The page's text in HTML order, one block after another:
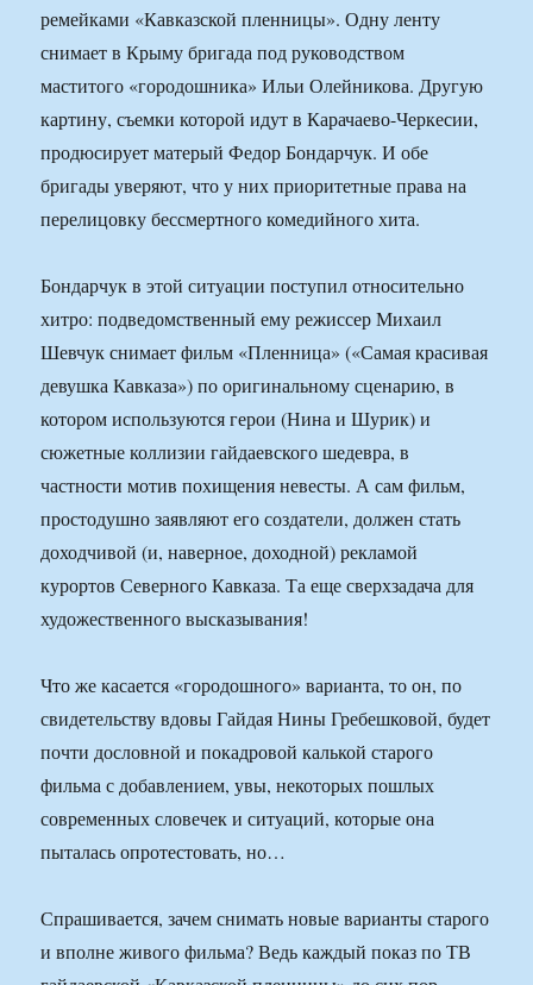
ремейками «Кавказской пленницы». Одну ленту
снимает в Крыму бригада под руководством
маститого «городошника» Ильи Олейникова. Другую
картину, съемки которой идут в Карачаево-Черкесии,
продюсирует матерый Федор Бондарчук. И обе
бригады уверяют, что у них приоритетные права на
перелицовку бессмертного комедийного хита.
Бондарчук в этой ситуации поступил относительно
хитро: подведомственный ему режиссер Михаил
Шевчук снимает фильм «Пленница» («Самая красивая
девушка Кавказа») по оригинальному сценарию, в
котором используются герои (Нина и Шурик) и
сюжетные коллизии гайдаевского шедевра, в
частности мотив похищения невесты. А сам фильм,
простодушно заявляют его создатели, должен стать
доходчивой (и, наверное, доходной) рекламой
курортов Северного Кавказа. Та еще сверхзадача для
художественного высказывания!
Что же касается «городошного» варианта, то он, по
свидетельству вдовы Гайдая Нины Гребешковой, будет
почти дословной и покадровой калькой старого
фильма с добавлением, увы, некоторых пошлых
современных словечек и ситуаций, которые она
пыталась опротестовать, но…
Спрашивается, зачем снимать новые варианты старого
и вполне живого фильма? Ведь каждый показ по ТВ